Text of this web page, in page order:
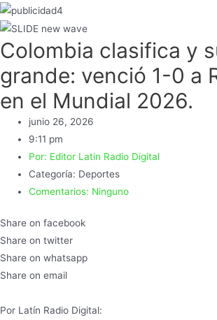
Colombia clasifica y
grande: venció 1-0 a
en el Mundial 2026.
junio 26, 2026
9:11 pm
Por: Editor Latin Radio Digital
Categoría: Deportes
Comentarios: Ninguno
Share on facebook
Share on twitter
Share on whatsapp
Share on email
Por Latín Radio Digital: